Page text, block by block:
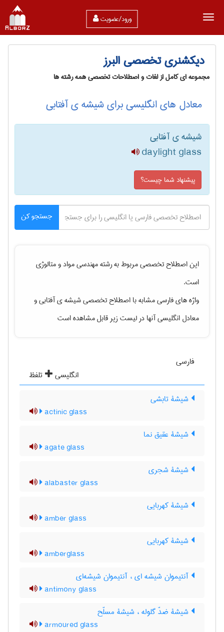
ورود/عضویت
دیکشنری تخصصی البرز
مجموعه ای کامل از لغات و اصطلاحات تخصصی همه رشته ها
معادل های انگلیسی برای شیشه ی آفتابی
شیشه ی آفتابی
daylight glass
پیشنهاد شما چیست؟
جستجو کن
این اصطلاح تخصصی مربوط به رشتهمهندسی مواد و متالوژی
است.
واژه های فارسی مشابه با اصطلاح تخصصیشیشه ی آفتابیو
معادل انگلیسی آنها در لیست زیر قابل مشاهده است
فارسی
انگلیسی
تلفظ
شیشۀ تابشی
actinic glass
شیشۀ عقیق نما
agate glass
شیشۀ شجری
alabaster glass
شیشۀ کهربایی
amber glass
شیشۀ کهربایی
amberglass
آنتیموان شیشه ای ، آنتیموان شیشه‌ای
antimony glass
شیشۀ ضدّ گلوله ، شیشۀ مسلّح
armoured glass